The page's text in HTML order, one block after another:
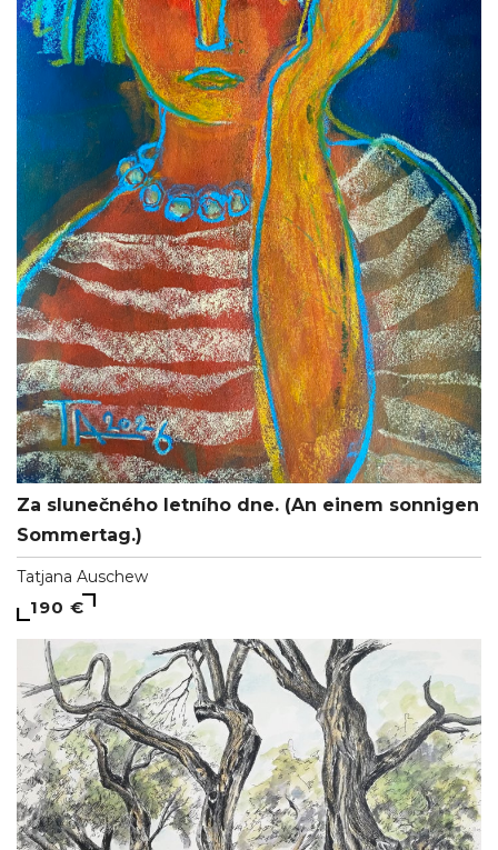
Za slunečného letního dne. (An einem sonnigen
Sommertag.)
Tatjana Auschew
190 €